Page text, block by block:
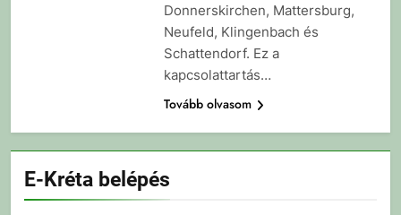
Donnerskirchen, Mattersburg,
Neufeld, Klingenbach és
Schattendorf. Ez a
kapcsolattartás…
Tovább olvasom
E-Kréta belépés